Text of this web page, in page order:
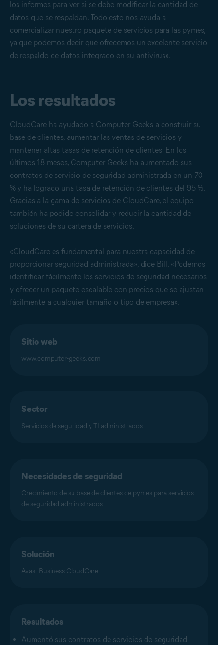
los informes para ver si se debe modificar la cantidad de
datos que se respaldan. Todo esto nos ayuda a
comercializar nuestro paquete de servicios para las pymes,
ya que podemos decir que ofrecemos un excelente servicio
de respaldo de datos integrado en su antivirus».
Los resultados
CloudCare ha ayudado a Computer Geeks a construir su
base de clientes, aumentar las ventas de servicios y
mantener altas tasas de retención de clientes. En los
últimos 18 meses, Computer Geeks ha aumentado sus
contratos de servicio de seguridad administrada en un 70
% y ha logrado una tasa de retención de clientes del 95 %.
Gracias a la gama de servicios de CloudCare, el equipo
también ha podido consolidar y reducir la cantidad de
soluciones de su cartera de servicios.
«CloudCare es fundamental para nuestra capacidad de
proporcionar seguridad administrada», dice Bill. «Podemos
identificar fácilmente los servicios de seguridad necesarios
y ofrecer un paquete escalable con precios que se ajustan
fácilmente a cualquier tamaño o tipo de empresa».
Sitio web
www.computer-geeks.com
Sector
Servicios de seguridad y TI administrados
Necesidades de seguridad
Crecimiento de su base de clientes de pymes para servicios
de seguridad administrados
Solución
Avast Business CloudCare
Resultados
Aumentó sus contratos de servicios de seguridad